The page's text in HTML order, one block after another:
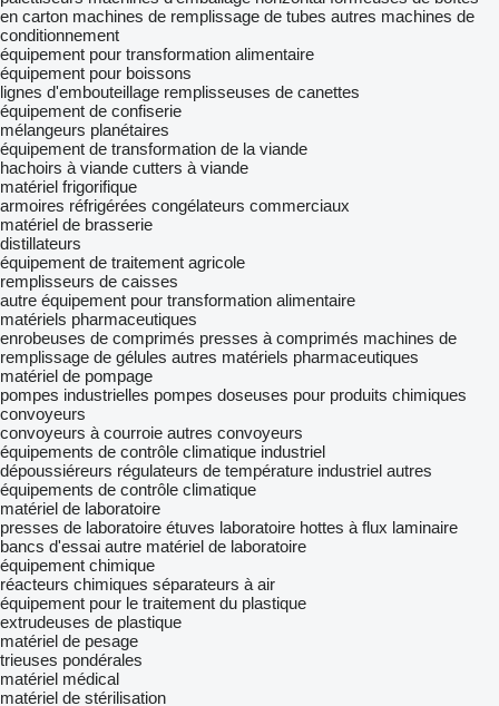
en carton machines de remplissage de tubes autres machines de
conditionnement
équipement pour transformation alimentaire
équipement pour boissons
lignes d'embouteillage remplisseuses de canettes
équipement de confiserie
mélangeurs planétaires
équipement de transformation de la viande
hachoirs à viande cutters à viande
matériel frigorifique
armoires réfrigérées congélateurs commerciaux
matériel de brasserie
distillateurs
équipement de traitement agricole
remplisseurs de caisses
autre équipement pour transformation alimentaire
matériels pharmaceutiques
enrobeuses de comprimés presses à comprimés machines de
remplissage de gélules autres matériels pharmaceutiques
matériel de pompage
pompes industrielles pompes doseuses pour produits chimiques
convoyeurs
convoyeurs à courroie autres convoyeurs
équipements de contrôle climatique industriel
dépoussiéreurs régulateurs de température industriel autres
équipements de contrôle climatique
matériel de laboratoire
presses de laboratoire étuves laboratoire hottes à flux laminaire
bancs d'essai autre matériel de laboratoire
équipement chimique
réacteurs chimiques séparateurs à air
équipement pour le traitement du plastique
extrudeuses de plastique
matériel de pesage
trieuses pondérales
matériel médical
matériel de stérilisation